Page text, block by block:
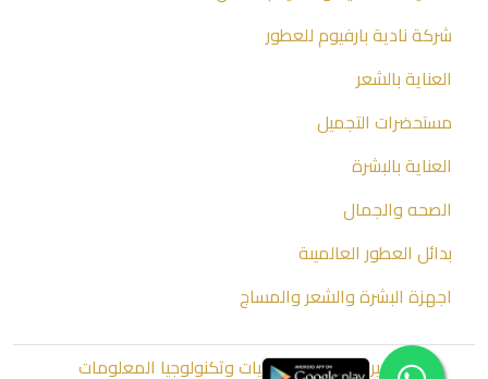
شركة نادية بارفيوم للعطور
العناية بالشعر
مستحضرات التجميل
العناية بالبشرة
الصحه والجمال
بدائل العطور العالميىة
اجهزة البشرة والشعر والمساج
تطوير الزاهدي للبرمجيات وتكنولوجيا المعلومات